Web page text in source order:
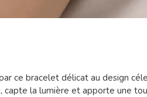
ce bracelet délicat au design
capte la lumière et apporte une